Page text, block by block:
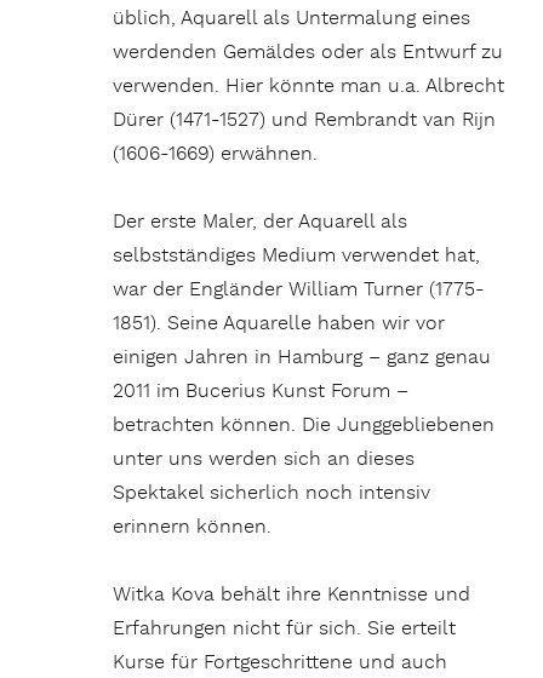
üblich, Aquarell als Untermalung eines
werdenden Gemäldes oder als Entwurf zu
verwenden. Hier könnte man u.a. Albrecht
Dürer (1471-1527) und Rembrandt van Rijn
(1606-1669) erwähnen.
Der erste Maler, der Aquarell als
selbstständiges Medium verwendet hat,
war der Engländer William Turner (1775-
1851). Seine Aquarelle haben wir vor
einigen Jahren in Hamburg – ganz genau
2011 im Bucerius Kunst Forum –
betrachten können. Die Junggebliebenen
unter uns werden sich an dieses
Spektakel sicherlich noch intensiv
erinnern können.
Witka Kova behält ihre Kenntnisse und
Erfahrungen nicht für sich. Sie erteilt
Kurse für Fortgeschrittene und auch